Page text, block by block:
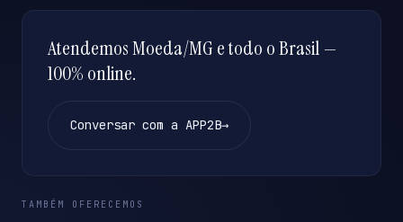
Atendemos Moeda/MG e todo o Brasil —
100% online.
Conversar com a APP2B→
TAMBÉM OFERECEMOS